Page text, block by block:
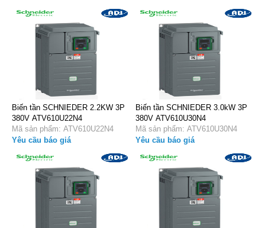
Biến tần SCHNIEDER 2.2KW 3P
380V ATV610U22N4
Mã sản phẩm: ATV610U22N4
Yêu cầu báo giá
Biến tần SCHNIEDER 3.0kW 3P
380V ATV610U30N4
Mã sản phẩm: ATV610U30N4
Yêu cầu báo giá